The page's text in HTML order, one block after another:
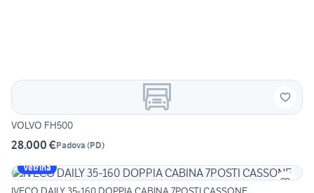
VOLVO FH500
28.000 €Padova (PD)
Vetrina